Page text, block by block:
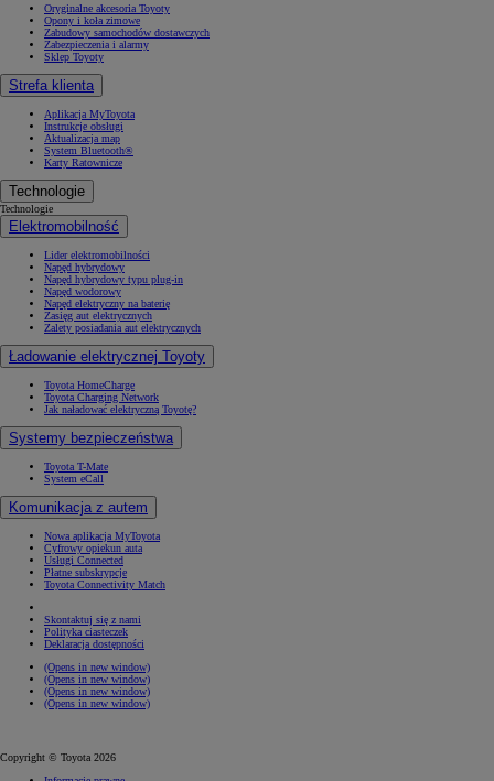
Oryginalne akcesoria Toyoty
Opony i koła zimowe
Zabudowy samochodów dostawczych
Zabezpieczenia i alarmy
Sklep Toyoty
Strefa klienta
Aplikacja MyToyota
Instrukcje obsługi
Aktualizacja map
System Bluetooth®
Karty Ratownicze
Technologie
Technologie
Elektromobilność
Lider elektromobilności
Napęd hybrydowy
Napęd hybrydowy typu plug-in
Napęd wodorowy
Napęd elektryczny na baterię
Zasięg aut elektrycznych
Zalety posiadania aut elektrycznych
Ładowanie elektrycznej Toyoty
Toyota HomeCharge
Toyota Charging Network
Jak naładować elektryczną Toyotę?
Systemy bezpieczeństwa
Toyota T-Mate
System eCall
Komunikacja z autem
Nowa aplikacja MyToyota
Cyfrowy opiekun auta
Usługi Connected
Płatne subskrypcje
Toyota Connectivity Match
Skontaktuj się z nami
Polityka ciasteczek
Deklaracja dostępności
(Opens in new window)
(Opens in new window)
(Opens in new window)
(Opens in new window)
Copyright © Toyota 2026